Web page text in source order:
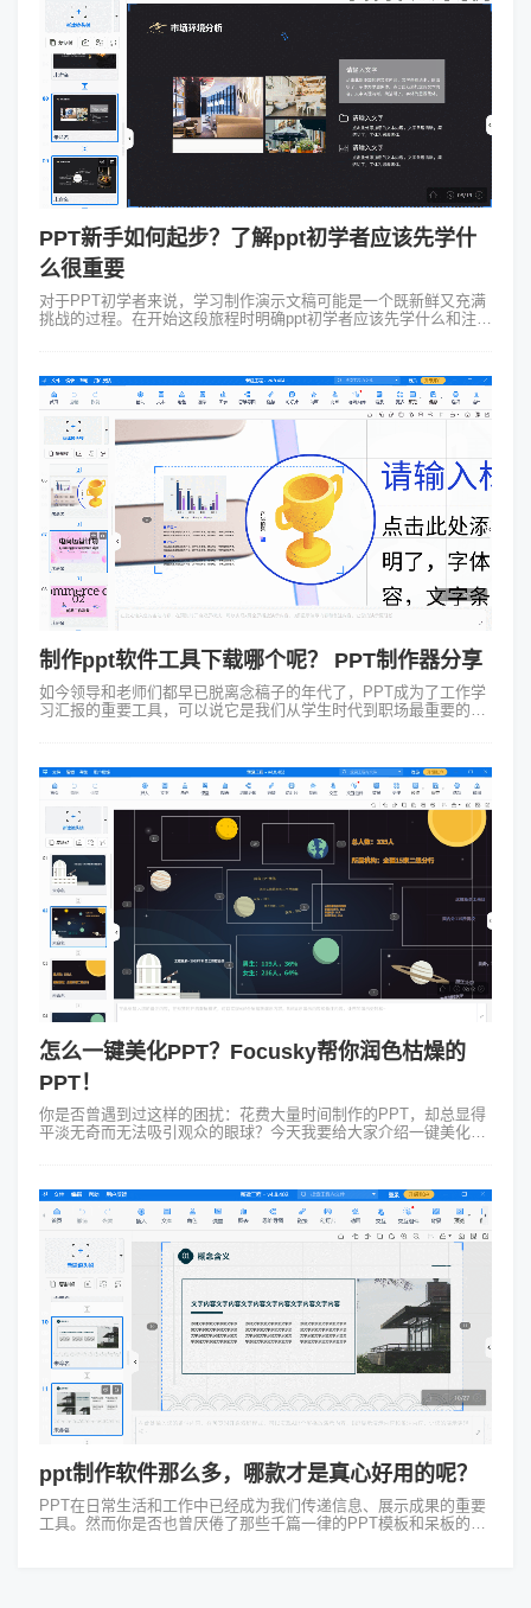
PPT新手如何起步？了解ppt初学者应该先学什
么很重要
对于PPT初学者来说，学习制作演示文稿可能是一个既新鲜又充满
挑战的过程。在开始这段旅程时明确ppt初学者应该先学什么和注意
制作ppt软件工具下载哪个呢？ PPT制作器分享
如今领导和老师们都早已脱离念稿子的年代了，PPT成为了工作学
习汇报的重要工具，可以说它是我们从学生时代到职场最重要的工
怎么一键美化PPT？Focusky帮你润色枯燥的
PPT！
你是否曾遇到过这样的困扰：花费大量时间制作的PPT，却总显得
平淡无奇而无法吸引观众的眼球？今天我要给大家介绍一键美化
ppt制作软件那么多，哪款才是真心好用的呢？
PPT在日常生活和工作中已经成为我们传递信息、展示成果的重要
工具。然而你是否也曾厌倦了那些千篇一律的PPT模板和呆板的切